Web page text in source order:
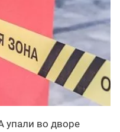
упали во дворе